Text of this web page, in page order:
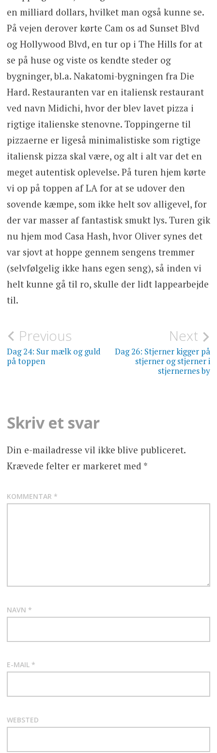
en milliard dollars, hvilket man også kunne se.
På vejen derover kørte Cam os ad Sunset Blvd
og Hollywood Blvd, en tur op i The Hills for at
se på huse og viste os kendte steder og
bygninger, bl.a. Nakatomi-bygningen fra Die
Hard. Restauranten var en italiensk restaurant
ved navn Midichi, hvor der blev lavet pizza i
rigtige italienske stenovne. Toppingerne til
pizzaerne er ligeså minimalistiske som rigtige
italiensk pizza skal være, og alt i alt var det en
meget autentisk oplevelse. På turen hjem kørte
vi op på toppen af LA for at se udover den
sovende kæmpe, som ikke helt sov alligevel, for
der var masser af fantastisk smukt lys. Turen gik
nu hjem mod Casa Hash, hvor Oliver synes det
var sjovt at hoppe gennem sengens tremmer
(selvfølgelig ikke hans egen seng), så inden vi
helt kunne gå til ro, skulle der lidt lappearbejde
til.
DAGBOG
Indlægsnavigation
Previous
Dag 24: Sur mælk og guld
på toppen
Next
Dag 26: Stjerner kigger på
stjerner og stjerner i
stjernernes by
Skriv et svar
Din e-mailadresse vil ikke blive publiceret.
Krævede felter er markeret med *
KOMMENTAR *
NAVN *
E-MAIL *
WEBSTED